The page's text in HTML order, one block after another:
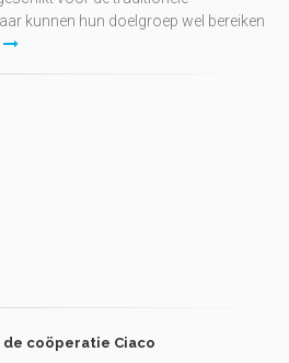
kunnen hun doelgroep wel bereiken
coöperatie Ciaco